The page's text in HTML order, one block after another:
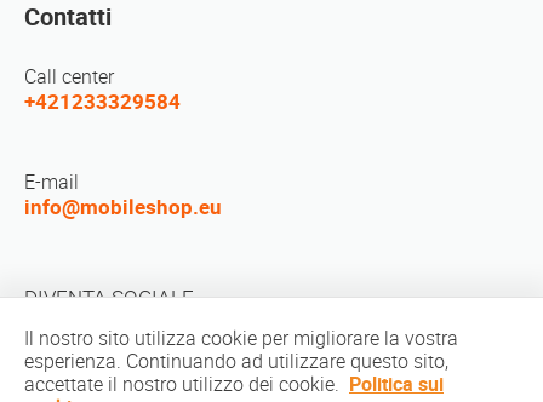
Contatti
Call center
+421233329584
E-mail
info@mobileshop.eu
DIVENTA SOCIALE
Il nostro sito utilizza cookie per migliorare la vostra
esperienza. Continuando ad utilizzare questo sito,
accettate il nostro utilizzo dei cookie. Politica sui